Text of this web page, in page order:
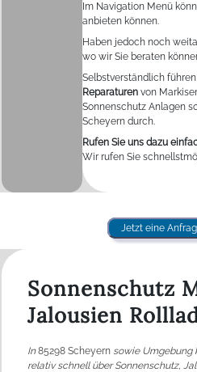
Im Navigation Menü
anbieten können.
Haben jedoch noch
wo wir Sie beraten
Selbstverständlich
Reparaturen von
Sonnenschutz Anlagen
Scheyern durch.
Rufen Sie uns dazu
Wir rufen Sie
Jetzt eine
Sonnenschutz
Jalousien
In85298 Scheyern sowie Umgebung
relativ schnell über Sonnenschutz,